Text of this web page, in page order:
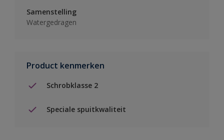
Samenstelling
Watergedragen
Product kenmerken
Schrobklasse 2
Speciale spuitkwaliteit